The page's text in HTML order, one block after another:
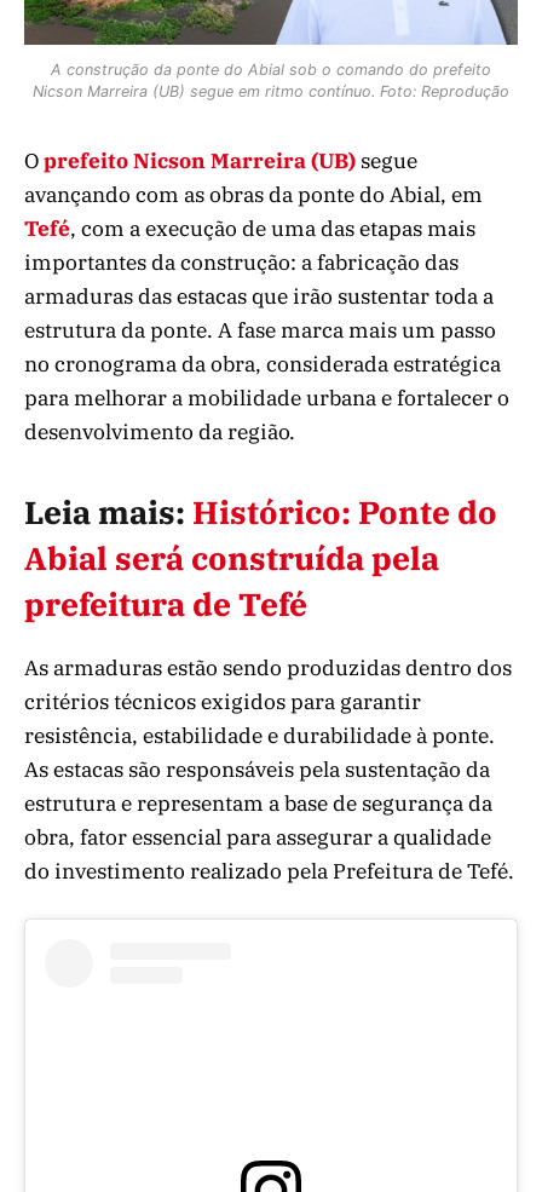
A construção da ponte do Abial sob o comando do prefeito
Nicson Marreira (UB) segue em ritmo contínuo. Foto: Reprodução
Oprefeito Nicson Marreira (UB) segue
avançando com as obras da ponte do Abial, em
Tefé, com a execução de uma das etapas mais
importantes da construção: a fabricação das
armaduras das estacas que irão sustentar toda a
estrutura da ponte. A fase marca mais um passo
no cronograma da obra, considerada estratégica
para melhorar a mobilidade urbana e fortalecer o
desenvolvimento da região.
Leia mais: Histórico: Ponte do
Abial será construída pela
prefeitura de Tefé
As armaduras estão sendo produzidas dentro dos
critérios técnicos exigidos para garantir
resistência, estabilidade e durabilidade à ponte.
As estacas são responsáveis pela sustentação da
estrutura e representam a base de segurança da
obra, fator essencial para assegurar a qualidade
do investimento realizado pela Prefeitura de Tefé.